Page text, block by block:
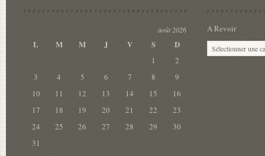
août 2026
L M M J V S D
1
2
3
4 5 6 7 8
9
10
11 12 13 14 15
16
17
18 19 20 21 22
23
24
25 26 27 28 29
30
31
A Revoir